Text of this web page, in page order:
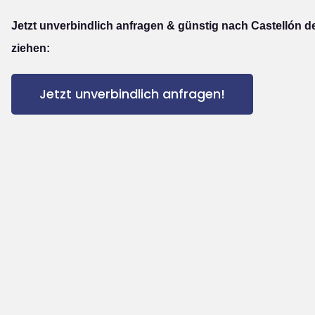
Jetzt unverbindlich anfragen & günstig nach Castellón
ziehen:
Jetzt unverbindlich anfragen!